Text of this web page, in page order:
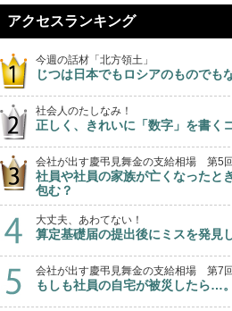
アクセスランキング
今週の話材「北方領土」
じつは日本でもロシアのものでも
社会人のたしなみ！
正しく、きれいに「数字」を書く
会社が出す慶弔見舞金の支給相場 第5回
社員や社員の家族が亡くなったと
包む？
大丈夫、あわてない！
算定基礎届の提出後にミスを発見
会社が出す慶弔見舞金の支給相場 第7回
もしも社員の自宅が被災したら…